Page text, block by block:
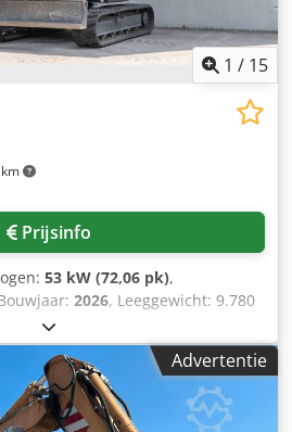
1 / 15
Prijsinfo
53 kW (72,06 pk),
2026, Leeggewicht: 9.780
KEY-TEC Sales voor meer
Aqporf
Advertentie